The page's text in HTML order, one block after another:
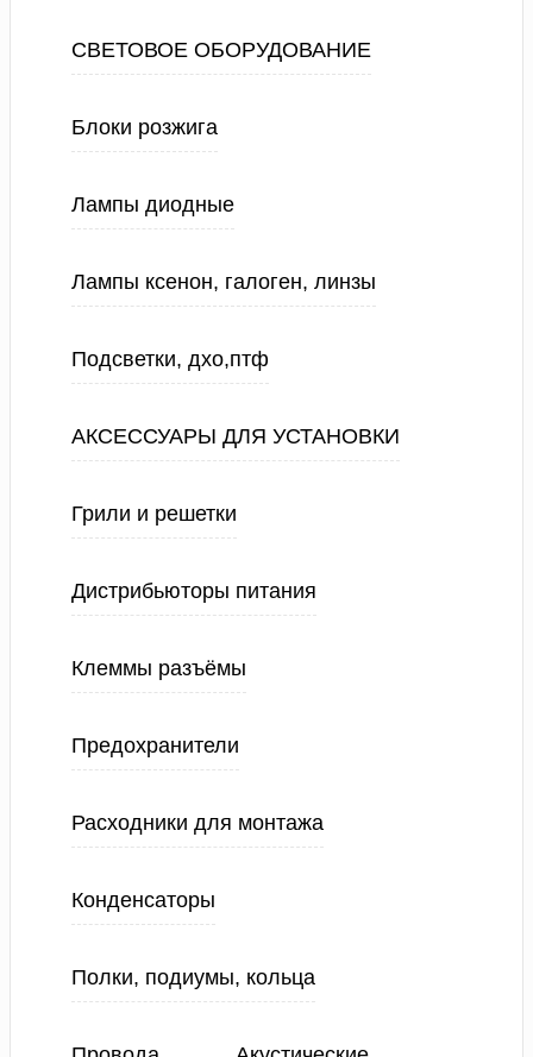
СВЕТОВОЕ ОБОРУДОВАНИЕ
Блоки розжига
Лампы диодные
Лампы ксенон, галоген, линзы
Подсветки, дхо,птф
АКСЕССУАРЫ ДЛЯ УСТАНОВКИ
Грили и решетки
Дистрибьюторы питания
Клеммы разъёмы
Предохранители
Расходники для монтажа
Конденсаторы
Полки, подиумы, кольца